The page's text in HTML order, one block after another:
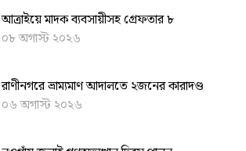
আত্রাইয়ে মাদক ব্যবসায়ীসহ গ্রেফতার ৮
০৮ অগাস্ট ২০২৬
রাণীনগরে ভ্রাম্যমাণ আদালতে ২জনের কারাদণ্ড
০৬ অগাস্ট ২০২৬